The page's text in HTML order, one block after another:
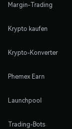
Margin-Trading
Krypto kaufen
Krypto-Konverter
Phemex Earn
Launchpool
Trading-Bots